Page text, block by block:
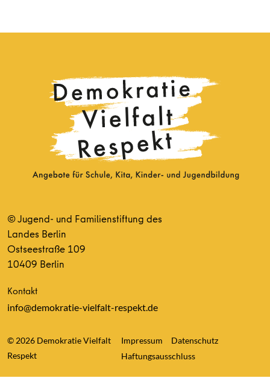
© Jugend- und Familienstiftung des
Landes Berlin
Ostseestraße 109
10409 Berlin
Kontakt
info@demokratie-vielfalt-respekt.de
© 2026 Demokratie Vielfalt
Respekt
Impressum
Datenschutz
Haftungsausschluss